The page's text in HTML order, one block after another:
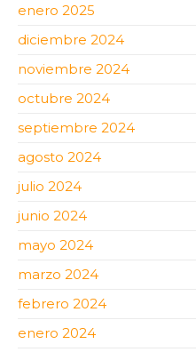
enero 2025
diciembre 2024
noviembre 2024
octubre 2024
septiembre 2024
agosto 2024
julio 2024
junio 2024
mayo 2024
marzo 2024
febrero 2024
enero 2024